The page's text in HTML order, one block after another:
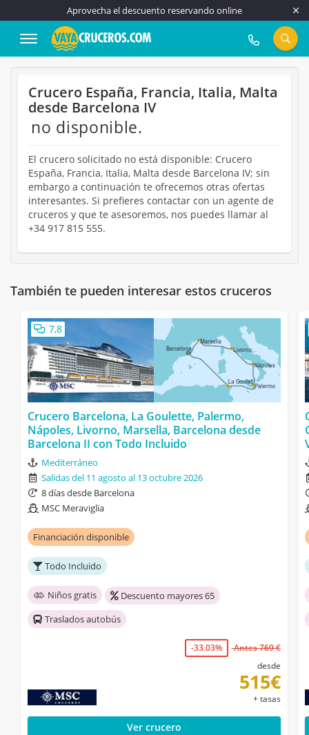
Aprovecha el descuento reservando online
917 815 555
Crucero España, Francia, Italia, Malta
desde Barcelona IV
no disponible.
El crucero solicitado no está disponible: Crucero
España, Francia, Italia, Malta desde Barcelona IV; sin
embargo a continuación te ofrecemos otras ofertas
interesantes. Si prefieres contactar con un agente de
cruceros y que te asesoremos, nos puedes llamar al
+34 917 815 555.
También te pueden interesar estos cruceros
7,8
Crucero Barcelona, La Goulette, Palermo,
Nápoles, Livorno, Marsella, Barcelona desde
Barcelona II con Todo Incluido
Mediterráneo
Salidas del 11 agosto al 13 octubre 2026
8 días desde Barcelona
MSC Meraviglia
Financiación disponible
Todo Incluido
Niños gratis
Descuento mayores 65
Traslados autobús
-33.03%
Antes 769 €
desde
515€
+ tasas
Ver crucero